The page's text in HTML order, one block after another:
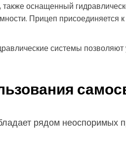
также оснащенный
Прицеп
системы позволяют
рядом неоспоримых